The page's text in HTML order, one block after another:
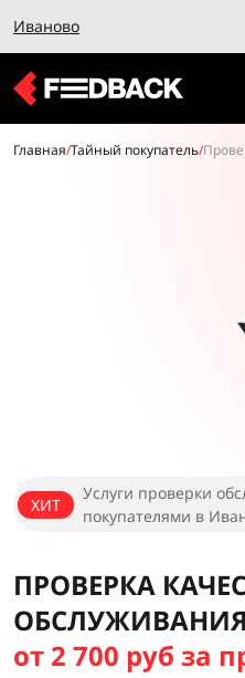
Иваново
Главная/Тайный покупатель/
ХИТ
Услуги проверки
покупателями в
ПРОВЕРКА
ОБСЛУЖИВАНИЯ
от 2 700 руб за